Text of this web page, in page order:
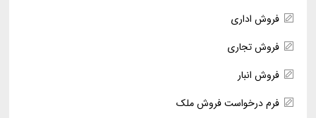
فروش اداری
فروش تجاری
فروش انبار
فرم درخواست فروش ملک